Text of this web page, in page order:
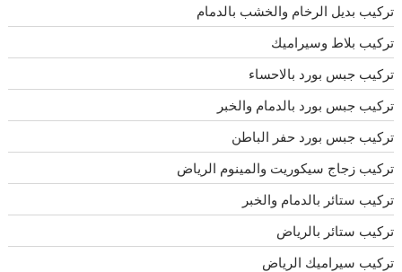
تركيب بديل الرخام والخشب بالدمام
تركيب بلاط وسيراميك
تركيب جبس بورد بالاحساء
تركيب جبس بورد بالدمام والخبر
تركيب جبس بورد حفر الباطن
تركيب زجاج سيكوريت والمينوم الرياض
تركيب ستائر بالدمام والخبر
تركيب ستائر بالرياض
تركيب سيراميك الرياض